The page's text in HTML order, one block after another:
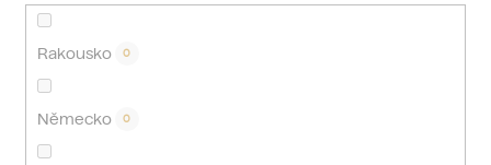
Rakousko 0
Německo 0